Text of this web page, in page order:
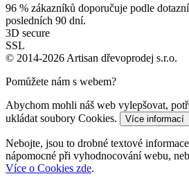
96 % zákazníků doporučuje podle
posledních 90 dní.
3D secure
SSL
© 2014-2026 Artisan dřevoprodej s.r.o.
Pomůžete nám s webem?
Abychom mohli náš web vylepšovat,
ukládat soubory Cookies.
Více informací
Nebojte, jsou to drobné textové
nápomocné při vyhodnocování webu,
Více o Cookies zde.